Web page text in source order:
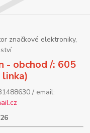
značkové elektroniky,
- obchod /: 605
/ email: